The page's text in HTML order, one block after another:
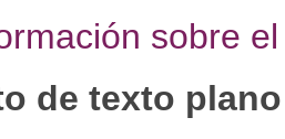
sobre
de texto plano